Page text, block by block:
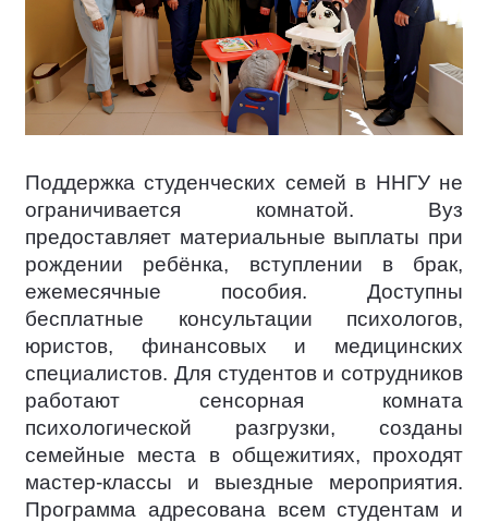
Поддержка студенческих семей в ННГУ не
ограничивается комнатой. Вуз
предоставляет материальные выплаты при
рождении ребёнка, вступлении в брак,
ежемесячные пособия. Доступны
бесплатные консультации психологов,
юристов, финансовых и медицинских
специалистов. Для студентов и сотрудников
работают сенсорная комната
психологической разгрузки, созданы
семейные места в общежитиях, проходят
мастер-классы и выездные мероприятия.
Программа адресована всем студентам и